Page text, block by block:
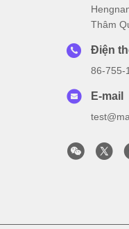
Thâm
Điện
86-755-
E-mail